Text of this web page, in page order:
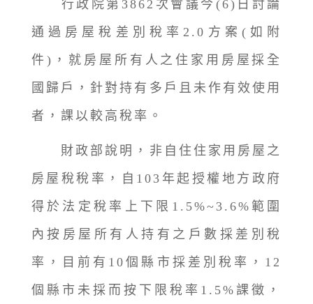
行政院第3862次會議今(6)日討論
通過房屋稅差別稅率2.0方案(如附
件)，就房屋所有人之住家用房屋採全
國歸戶，針對持有多戶且未作有效使用
者，課以較高稅率。
財政部說明，非自住住家用房屋之
房屋稅稅率，自103年起授權地方政府
得於法定稅率上下限1.5%~3.6%範圍
內按房屋所有人持有之戶數採差別稅
率，目前有10個縣市採差別稅率，12
個縣市未採而按下限稅率1.5%課徵，